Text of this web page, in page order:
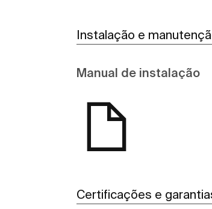
Instalação e
Manual de instalação
Certificações e